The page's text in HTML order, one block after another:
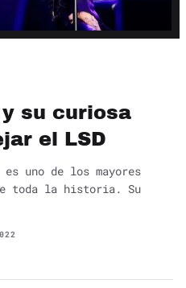
y su curiosa
el LSD
es uno de los mayores
toda la historia. Su